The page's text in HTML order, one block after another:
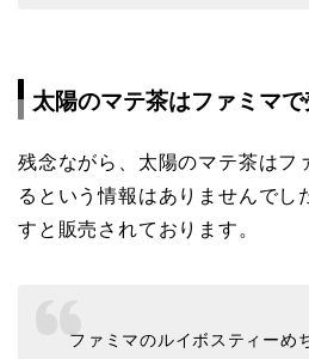
太陽のマテ茶はファミマ
残念ながら、太陽のマテ茶はフ
るという情報はありませんでし
すと販売されております。
ファミマのルイボスティーめ